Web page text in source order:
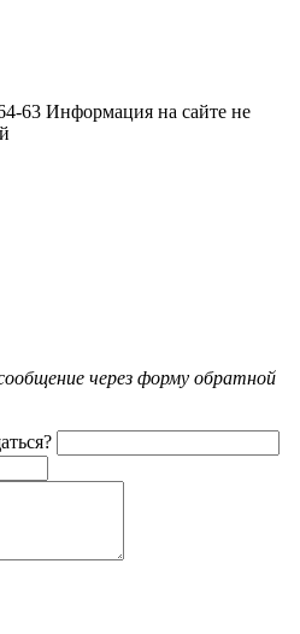
63 Информация на сайте не
через форму обратной